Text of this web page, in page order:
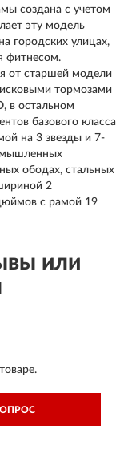
создана с учетом
эту модель
городских улицах,
фитнесом.
от старшей модели
тормозами
в остальном
базового класса
на 3 звезды и 7-
ободах, стальных
2
с рамой 19
или